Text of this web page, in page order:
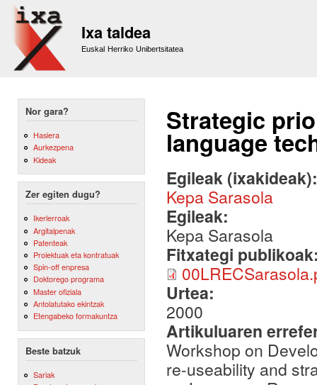
Ixa taldea
Euskal Herriko Unibertsitatea
Nor gara?
Hasiera
Aurkezpena
Kideak
Zer egiten dugu?
Ikerlerroak
Argitalpenak
Patenteak
Proiektuak eta kontratuak
Spin-off enpresa
Doktorego programa
Master ofiziala
Antolatutako ekintzak
Etengabeko formakuntza
Beste batzuk
Sariak
Strategic
language
Egileak
Kepa Sarasola
Egileak:
Kepa Sarasola
Fitxategi
Urtea:
2000
Artikuluaren
Workshop on
re-useability and